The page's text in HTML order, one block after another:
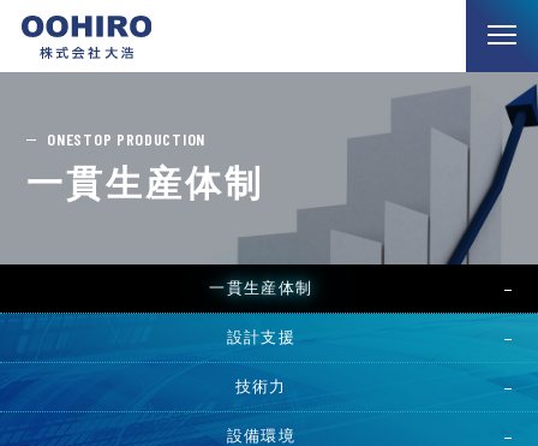
ONESTOP PRODUCTION
一貫生産体制
一貫生産体制
設計支援
技術力
設備環境